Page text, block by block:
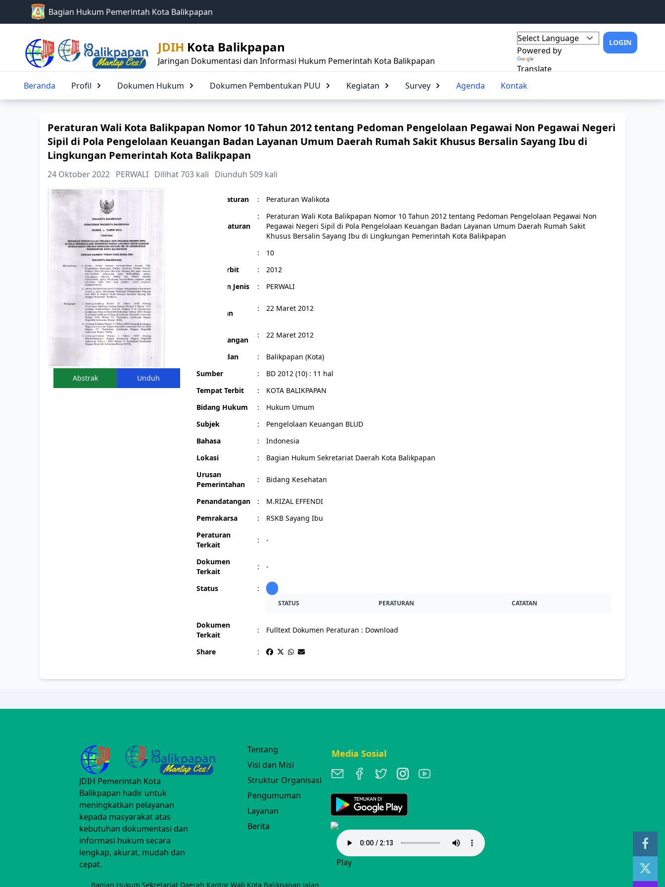
Bagian Hukum Pemerintah Kota Balikpapan
JDIH Kota Balikpapan
Jaringan Dokumentasi dan Informasi Hukum Pemerintah Kota Balikpapan
Powered by
Translate
LOGIN
Beranda Profil Dokumen Hukum Dokumen Pembentukan PUU Kegiatan Survey Agenda Kontak
Peraturan Wali Kota Balikpapan Nomor 10 Tahun 2012 tentang Pedoman Pengelolaan Pegawai Non Pegawai Negeri
Sipil di Pola Pengelolaan Keuangan Badan Layanan Umum Daerah Rumah Sakit Khusus Bersalin Sayang Ibu di
Lingkungan Pemerintah Kota Balikpapan
24 Oktober 2022 PERWALI Dilihat 703 kali Diunduh 509 kali
Abstrak Unduh
Jenis Peraturan : Peraturan Walikota
Judul Peraturan
:
Peraturan Wali Kota Balikpapan Nomor 10 Tahun 2012 tentang Pedoman Pengelolaan Pegawai Non
Pegawai Negeri Sipil di Pola Pengelolaan Keuangan Badan Layanan Umum Daerah Rumah Sakit
Khusus Bersalin Sayang Ibu di Lingkungan Pemerintah Kota Balikpapan
:
10
Tahun Terbit
:
2012
Singkatan Jenis
:
PERWALI
Penetapan
: 22 Maret 2012
Pengundangan
: 22 Maret 2012
T.E.U. Badan :
Balikpapan (Kota)
Sumber
:
BD 2012 (10) : 11 hal
Tempat Terbit
:
KOTA BALIKPAPAN
Bidang Hukum
:
Hukum Umum
Subjek
:
Pengelolaan Keuangan BLUD
Bahasa
:
Indonesia
Lokasi
:
Bagian Hukum Sekretariat Daerah Kota Balikpapan
Urusan
Pemerintahan
: Bidang Kesehatan
Penandatangan :
M.RIZAL EFFENDI
Pemrakarsa
:
RSKB Sayang Ibu
Peraturan
Terkait
: -
Dokumen
Terkait
: -
Status :
STATUS PERATURAN CATATAN
Dokumen
Terkait
: Fulltext Dokumen Peraturan : Download
Share :
JDIH Pemerintah Kota
Balikpapan hadir untuk
meningkatkan pelayanan
kepada masyarakat atas
kebutuhan dokumentasi dan
informasi hukum secara
lengkap, akurat, mudah dan
cepat.
Tentang
Visi dan Misi
Struktur Organisasi
Pengumuman
Layanan
Berita
Media Sosial
Play
Bagian Hukum Sekretariat Daerah Kantor Wali Kota Balikpapan Jalan